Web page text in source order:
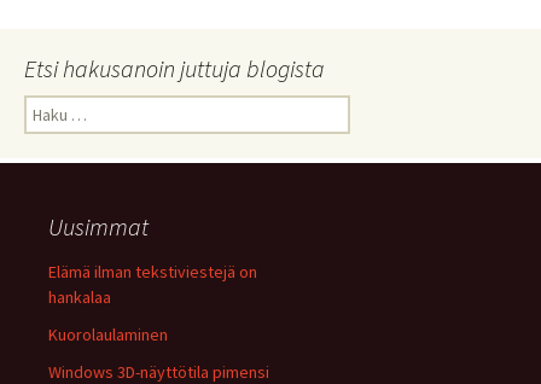
Etsi hakusanoin juttuja blogista
Haku:
Uusimmat
Elämä ilman tekstiviestejä on
hankalaa
Kuorolaulaminen
Windows 3D-näyttötila pimensi